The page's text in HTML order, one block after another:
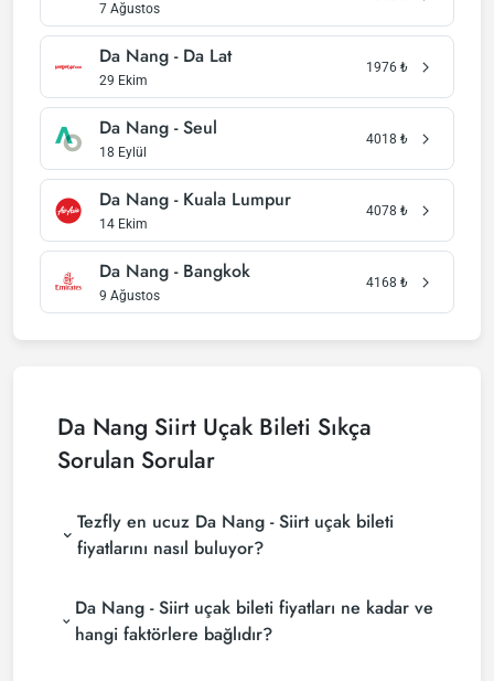
7 Ağustos
Da Nang - Da Lat
29 Ekim
1976 ₺
Da Nang - Seul
18 Eylül
4018 ₺
Da Nang - Kuala Lumpur
14 Ekim
4078 ₺
Da Nang - Bangkok
9 Ağustos
4168 ₺
Da Nang Siirt Uçak Bileti Sıkça
Sorulan Sorular
Tezfly en ucuz Da Nang - Siirt uçak bileti
fiyatlarını nasıl buluyor?
bulmak için tur operatörleri, büyük rezervasyon
siteleri (konsolidatörler) ve yüzlerce havayolu
sitesini aramaktadır. Tezfly sitesinde yapacağın tek
Da Nang - Siirt uçak bileti fiyatları ne kadar ve
hangi faktörlere bağlıdır?